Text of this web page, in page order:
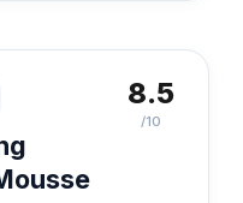
8.5
/10